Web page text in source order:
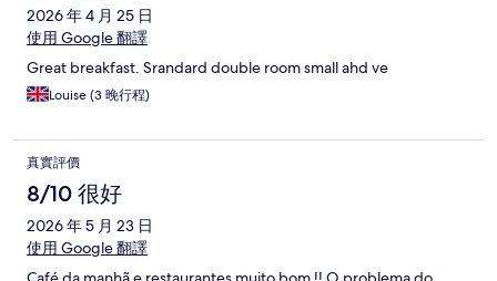
2026 年 4 月 25 日
使用 Google 翻譯
Great breakfast. Srandard double room small ahd ve
Louise (3 晚行程)
真實評價
8/10 很好
2026 年 5 月 23 日
使用 Google 翻譯